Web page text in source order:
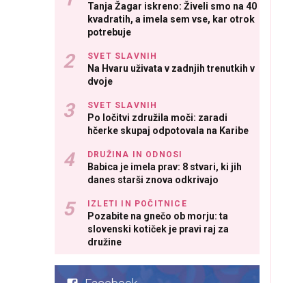
Tanja Žagar iskreno: Živeli smo na 40
kvadratih, a imela sem vse, kar otrok
potrebuje
SVET SLAVNIH
Na Hvaru uživata v zadnjih trenutkih v
dvoje
SVET SLAVNIH
Po ločitvi združila moči: zaradi
hčerke skupaj odpotovala na Karibe
DRUŽINA IN ODNOSI
Babica je imela prav: 8 stvari, ki jih
danes starši znova odkrivajo
IZLETI IN POČITNICE
Pozabite na gnečo ob morju: ta
slovenski kotiček je pravi raj za
družine